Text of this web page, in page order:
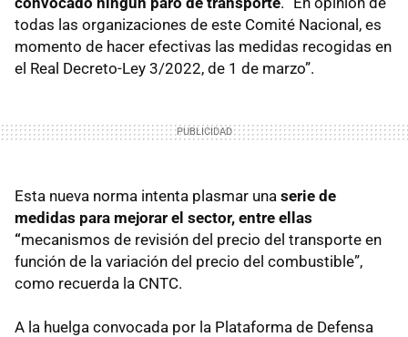
todas las organizaciones de este Comité Nacional, es
momento de hacer efectivas las medidas recogidas en
el Real Decreto-Ley 3/2022, de 1 de marzo”.
Esta nueva norma intenta plasmar una serie de
medidas para mejorar el sector, entre ellas
“mecanismos de revisión del precio del transporte en
función de la variación del precio del combustible”,
como recuerda la CNTC.
A la huelga convocada por la Plataforma de Defensa